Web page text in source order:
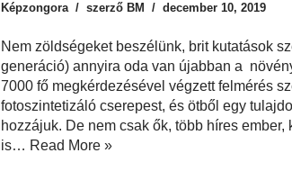
Képzongora szerző BM december 10, 2019
Nem zöldségeket beszélünk, brit kutatások
generáció) annyira oda van újabban a
7000 fő megkérdezésével végzett felmérés
fotoszintetizáló cserepest, és ötből egy
hozzájuk. De nem csak ők, több híres
is… Read More »